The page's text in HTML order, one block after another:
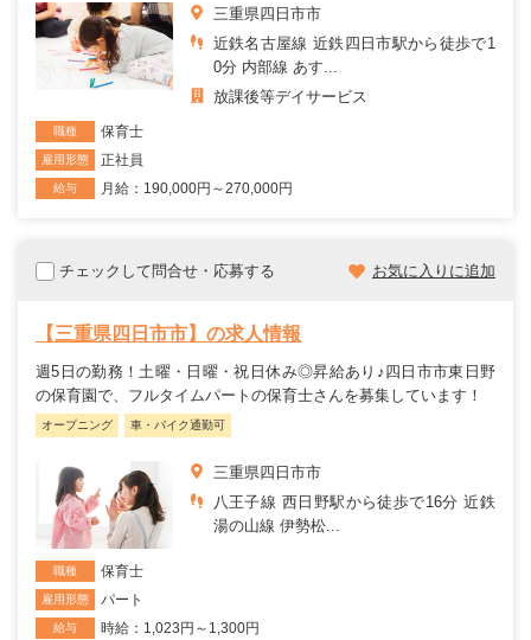
三重県四日市市
近鉄名古屋線 近鉄四日市駅から徒歩で1
0分 内部線 あす...
放課後等デイサービス
職種 保育士
雇用形態 正社員
給与 月給：190,000円～270,000円
チェックして問合せ・応募する お気に入りに追加
【三重県四日市市】の求人情報
週5日の勤務！土曜・日曜・祝日休み◎昇給あり♪四日市市東日野
の保育園で、フルタイムパートの保育士さんを募集しています！
オープニング 車・バイク通勤可
三重県四日市市
八王子線 西日野駅から徒歩で16分 近鉄
湯の山線 伊勢松...
職種 保育士
雇用形態 パート
給与 時給：1,023円～1,300円